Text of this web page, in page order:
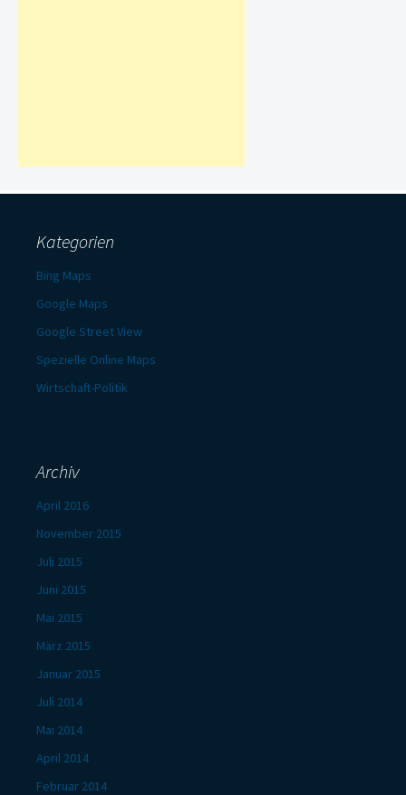
Kategorien
Bing Maps
Google Maps
Google Street View
Spezielle Online Maps
Wirtschaft-Politik
Archiv
April 2016
November 2015
Juli 2015
Juni 2015
Mai 2015
März 2015
Januar 2015
Juli 2014
Mai 2014
April 2014
Februar 2014